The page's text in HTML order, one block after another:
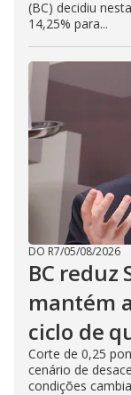
(BC) decidiu
14,25% para...
DO R7/05/08/2026
BC reduz
mantém
ciclo de
Corte de 0,25
cenário de
condições